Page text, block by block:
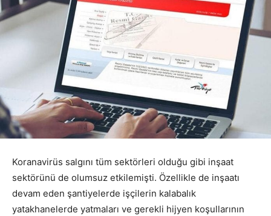
Koranavirüs salgını tüm sektörleri olduğu gibi inşaat
sektörünü de olumsuz etkilemişti. Özellikle de inşaatı
devam eden şantiyelerde işçilerin kalabalık
yatakhanelerde yatmaları ve gerekli hijyen koşullarının